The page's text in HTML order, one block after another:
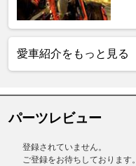
愛車紹介をもっと見る
パーツレビュー
登録されていません。
ご登録をお待ちしております。